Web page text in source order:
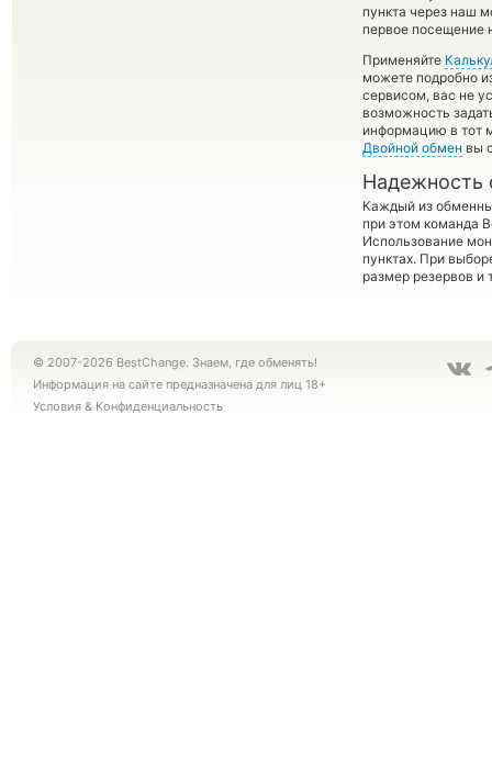
пункта через наш
первое посещение
Применяйте
можете подробно
сервисом, вас не
возможность
информацию в тот
Двойной обмен вы
Надежность
Каждый из
при этом команда
Использование
пунктах. При
размер резервов и
© 2007-2026 BestChange. Знаем, где обменять!
Информация на сайте предназначена для лиц 18+
Условия & Конфиденциальность